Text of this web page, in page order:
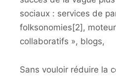
sociaux : services de
folksonomies[2],
collaboratifs », blogs,
Sans vouloir réduire la